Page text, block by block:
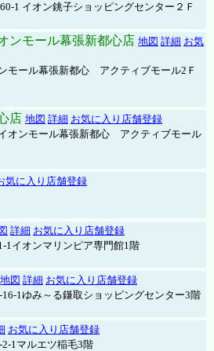
1 イオン銚子ショッピングセンター２Ｆ
ンモール幕張新都心店 地図 詳細 お気
モール幕張新都心 アクティブモール2Ｆ
店 地図 詳細 お気に入り店舗登録
オンモール幕張新都心 アクティブモール
気に入り店舗登録
詳細 お気に入り店舗登録
1イオンマリンピア専門館1階
地図 詳細 お気に入り店舗登録
1ゆみ～る鎌取ショッピングセンター3階
お気に入り店舗登録
1マルエツ稲毛3階